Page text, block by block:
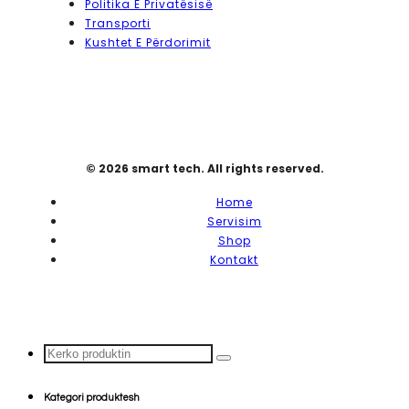
Politika E Privatësisë
Transporti
Kushtet E Përdorimit
© 2026 smart tech. All rights reserved.
Home
Servisim
Shop
Kontakt
Search
Kategori produktesh